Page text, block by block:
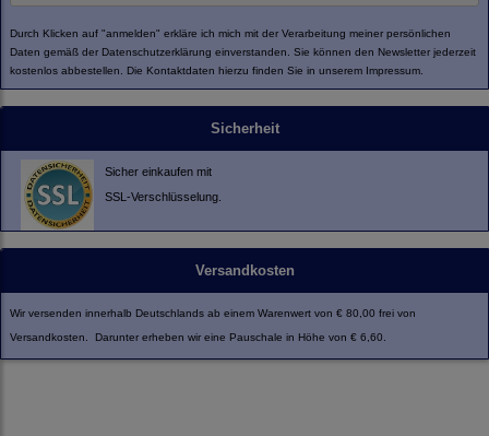
Durch Klicken auf "anmelden" erkläre ich mich mit der Verarbeitung meiner persönlichen
Daten gemäß der Datenschutzerklärung einverstanden. Sie können den Newsletter jederzeit
kostenlos abbestellen. Die Kontaktdaten hierzu finden Sie in unserem Impressum.
Sicherheit
Sicher einkaufen mit
SSL-Verschlüsselung.
Versandkosten
Wir versenden innerhalb Deutschlands ab einem Warenwert von € 80,00 frei von
Versandkosten. Darunter erheben wir eine Pauschale in Höhe von € 6,60.